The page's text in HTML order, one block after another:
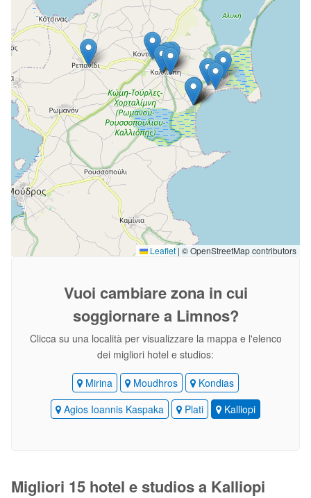
Leaflet | © OpenStreetMap contributors
Vuoi cambiare zonain cui
soggiornare a Limnos?
Clicca su una località per visualizzare la mappa e l'elenco
dei migliori hotel e studios:
Mirina Moudhros
Kondias
Agios Ioannis Kaspaka
Plati Kalliopi
Migliori 15 hotel e studios a Kalliopi